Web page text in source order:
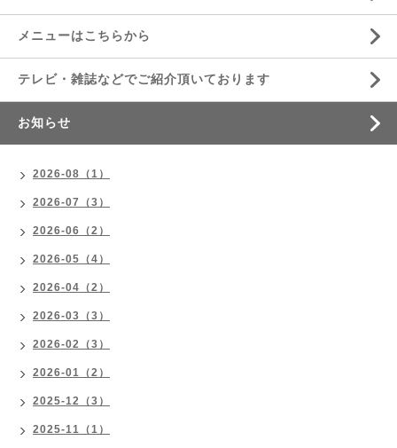
メニューはこちらから
テレビ・雑誌などでご紹介頂いております
お知らせ
2026-08（1）
2026-07（3）
2026-06（2）
2026-05（4）
2026-04（2）
2026-03（3）
2026-02（3）
2026-01（2）
2025-12（3）
2025-11（1）